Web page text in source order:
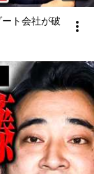
ート会社が破